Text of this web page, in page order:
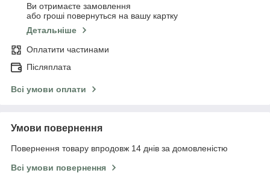
Ви отримаєте замовлення
або гроші повернуться на вашу картку
Детальніше
Оплатити частинами
Післяплата
Всі умови оплати
Умови повернення
Повернення товару впродовж 14 днів за домовленістю
Всі умови повернення